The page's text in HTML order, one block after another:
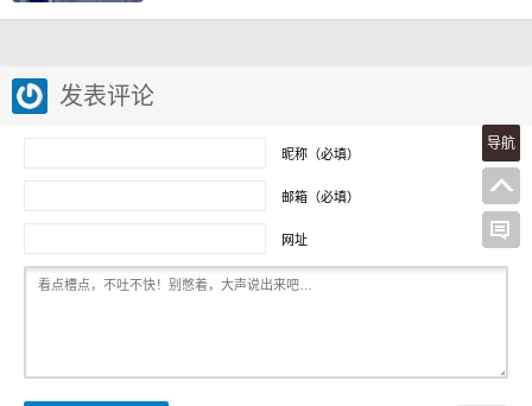
发表评论
昵称（必填）
邮箱（必填）
网址
导航